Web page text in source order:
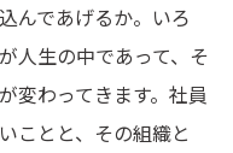
んであげるか。いろ
人生の中であって、そ
変わってきます。社員
ことと、その組織と